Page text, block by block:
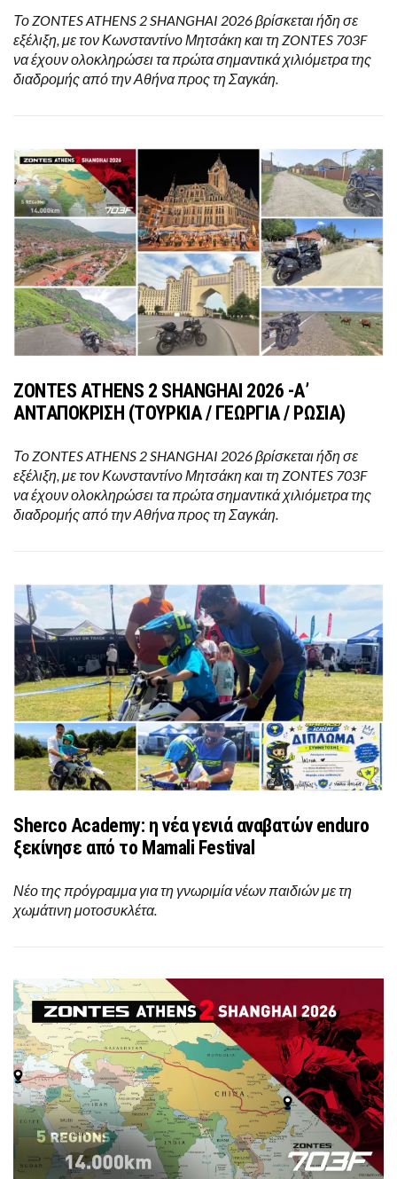
Το ZONTES ATHENS 2 SHANGHAI 2026 βρίσκεται ήδη σε
εξέλιξη, με τον Κωνσταντίνο Μητσάκη και τη ZONTES 703F
να έχουν ολοκληρώσει τα πρώτα σημαντικά χιλιόμετρα της
διαδρομής από την Αθήνα προς τη Σαγκάη.
ZONTES ATHENS 2 SHANGHAI 2026 -Α’
ΑΝΤΑΠΟΚΡΙΣΗ (ΤΟΥΡΚΙΑ / ΓΕΩΡΓΙΑ / ΡΩΣΙΑ)
Το ZONTES ATHENS 2 SHANGHAI 2026 βρίσκεται ήδη σε
εξέλιξη, με τον Κωνσταντίνο Μητσάκη και τη ZONTES 703F
να έχουν ολοκληρώσει τα πρώτα σημαντικά χιλιόμετρα της
διαδρομής από την Αθήνα προς τη Σαγκάη.
Sherco Academy: η νέα γενιά αναβατών enduro
ξεκίνησε από το Mamali Festival
Νέο της πρόγραμμα για τη γνωριμία νέων παιδιών με τη
χωμάτινη μοτοσυκλέτα.